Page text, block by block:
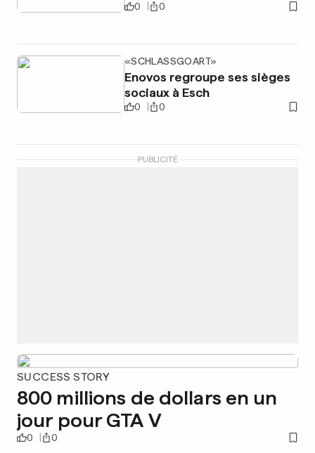
0 0
«SCHLASSGOART»
Enovos regroupe ses sièges
sociaux à Esch
0 0
PUBLICITÉ
SUCCESS STORY
800 millions de dollars en un
jour pour GTA V
0 0